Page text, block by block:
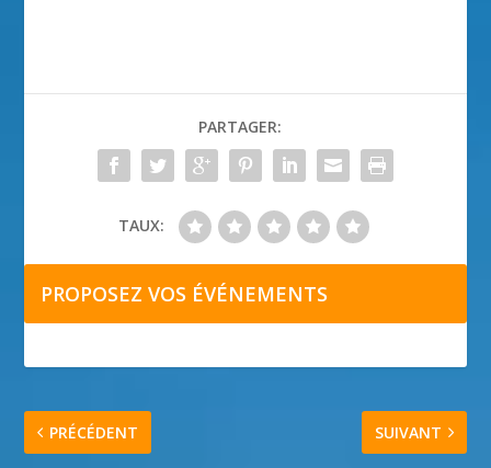
PARTAGER:
TAUX:
PROPOSEZ VOS ÉVÉNEMENTS
PRÉCÉDENT SUIVANT